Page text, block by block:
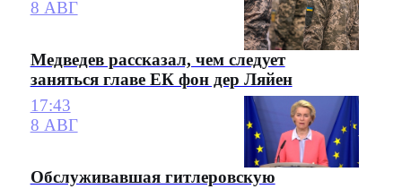
8 АВГ
Медведев рассказал, чем следует
заняться главе ЕК фон дер Ляйен
17:43
8 АВГ
Обслуживавшая гитлеровскую